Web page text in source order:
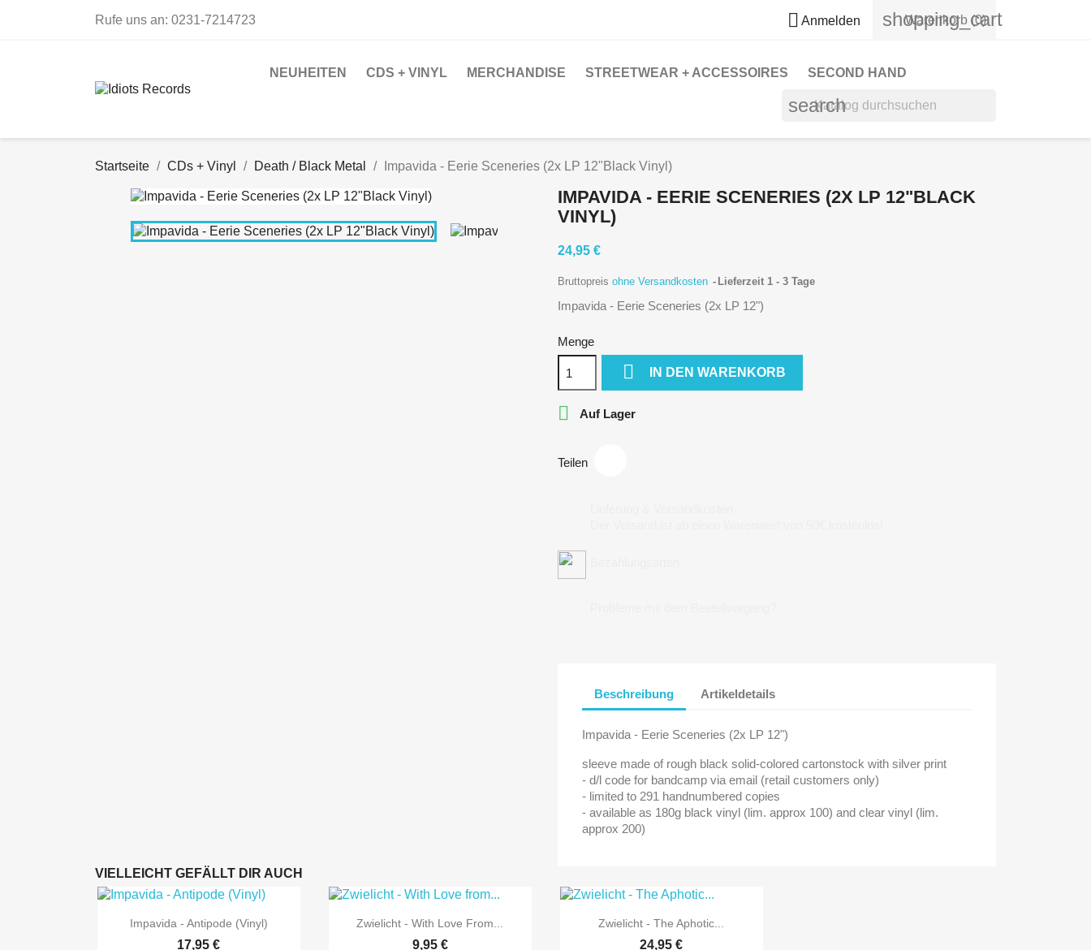
Rufe uns an: 0231-7214723  Anmelden shopping_cart
Warenkorb (0)
NEUHEITEN CDS + VINYL MERCHANDISE STREETWEAR + ACCESSOIRES SECOND HAND
search
Startseite CDs + Vinyl Death / Black Metal Impavida - Eerie Sceneries (2x LP 12"Black Vinyl)
IMPAVIDA - EERIE SCENERIES (2X LP 12"BLACK
VINYL)
24,95 €
Bruttopreis ohne Versandkosten Lieferzeit 1 - 3 Tage
Impavida - Eerie Sceneries (2x LP 12")
Menge
 IN DEN WARENKORB
 Auf Lager
Teilen
Beschreibung Artikeldetails
Impavida - Eerie Sceneries (2x LP 12")
sleeve made of rough black solid-colored cartonstock with silver print
- d/l code for bandcamp via email (retail customers only)
- limited to 291 handnumbered copies
- available as 180g black vinyl (lim. approx 100) and clear vinyl (lim.
approx 200)
VIELLEICHT GEFÄLLT DIR AUCH
 Vorschau
Impavida - Antipode (Vinyl)
17,95 €
 Vorschau
Zwielicht - With Love From...
9,95 €
 Vorschau
Zwielicht - The Aphotic...
24,95 €